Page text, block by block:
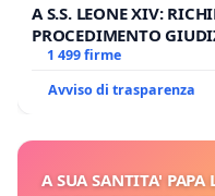
A S.S. LEONE XIV:
PROCEDIMENTO
BENEDETTO XVI
1 499 firme
Avviso di trasparenza
A SUA SANTITA'